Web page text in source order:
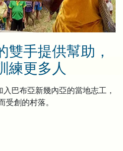
雙手提供幫助，
練更多人
巴布亞新幾內亞的當地志工，
創的村落。